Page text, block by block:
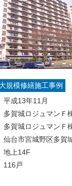
規模修繕施工事例
平成13年11月
多賀城ロジュマンＦ
多賀城ロジュマンＦ
仙台市宮城野区多賀
地上14F
116戸